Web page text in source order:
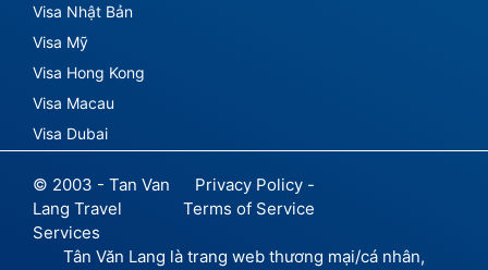
Visa Nhật Bản
Visa Mỹ
Visa Hong Kong
Visa Macau
Visa Dubai
© 2003 - Tan Van
Lang Travel
Services
Privacy Policy -
Terms of Service
Tân Văn Lang là trang web thương mại/cá nhân,